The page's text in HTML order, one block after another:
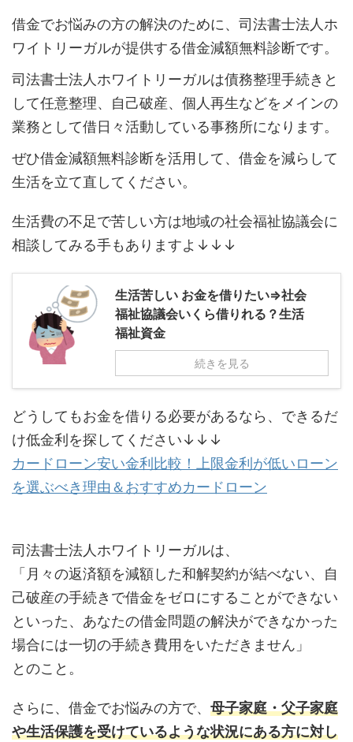
借金でお悩みの方の解決のために、司法書士法人ホ
ワイトリーガルが提供する借金減額無料診断です。
司法書士法人ホワイトリーガルは債務整理手続きと
して任意整理、自己破産、個人再生などをメインの
業務として借日々活動している事務所になります。
ぜひ借金減額無料診断を活用して、借金を減らして
生活を立て直してください。
生活費の不足で苦しい方は地域の社会福祉協議会に
相談してみる手もありますよ↓↓↓
生活苦しい お金を借りたい⇒社会
福祉協議会いくら借りれる？生活
福祉資金
続きを見る
どうしてもお金を借りる必要があるなら、できるだ
け低金利を探してください↓↓↓
カードローン安い金利比較！上限金利が低いローン
を選ぶべき理由＆おすすめカードローン
司法書士法人ホワイトリーガルは、
「月々の返済額を減額した和解契約が結べない、自
己破産の手続きで借金をゼロにすることができない
といった、あなたの借金問題の解決ができなかった
場合には一切の手続き費用をいただきません」
とのこと。
さらに、借金でお悩みの方で、 母子家庭・父子家庭
や生活保護を受けているような状況にある方に対し